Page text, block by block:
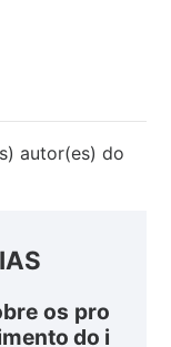
autor(es) do
os pro
do i